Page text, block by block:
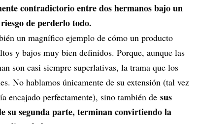
contradictorio entre dos hermanos bajo un
de perderlo todo.
un magnífico ejemplo de cómo un producto
y bajos muy bien definidos. Porque, aunque las
son casi siempre superlativas, la trama que los
No hablamos únicamente de su extensión (tal vez
encajado perfectamente), sino también de sus
su segunda parte, terminan convirtiendo la